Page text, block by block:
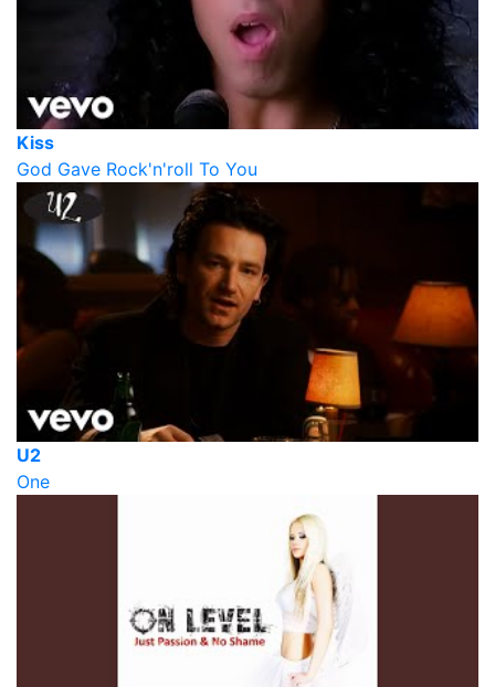
Kiss
God Gave Rock'n'roll To You
U2
One